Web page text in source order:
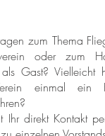
zum Thema
oder zum
Gast? Vielleicht
einmal ein
Ihr direkt Kontakt